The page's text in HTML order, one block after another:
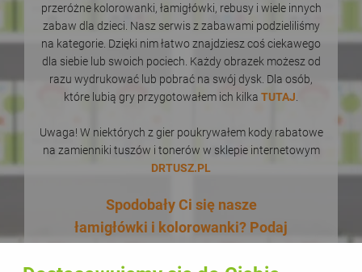
przeróżne kolorowanki, łamigłówki, rebusy i wiele innych
zabaw dla dzieci. Nasz serwis z zabawami podzieliliśmy
na kategorie. Dzięki nim łatwo znajdziesz coś ciekawego
dla siebie lub swoich pociech. Każdy obrazek możesz od
razu wydrukować lub pobrać na swój dysk. Dla osób,
które lubią gry przygotowałem ich kilka TUTAJ
Uwaga! W niektórych z gier poukrywałem kody rabatowe
na zamienniki tuszów i tonerów w sklepie internetowym
DRTUSZ.PL
Spodobały Ci się nasze
łamigłówki i kolorowanki? Podaj